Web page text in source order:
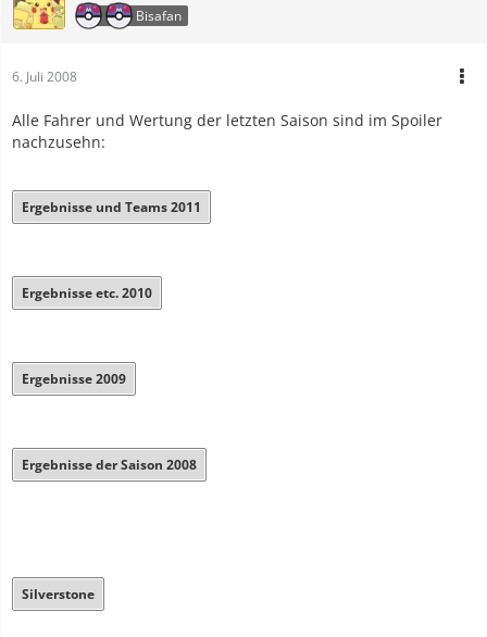
Bisafan
6. Juli 2008
Alle Fahrer und Wertung der letzten Saison sind im Spoiler
nachzusehn:
Ergebnisse und Teams 2011
Ergebnisse etc. 2010
Ergebnisse 2009
Ergebnisse der Saison 2008
Silverstone